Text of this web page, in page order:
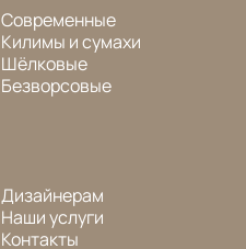
Современные
Килимы и сумахи
Шёлковые
Безворсовые
Дизайнерам
Наши услуги
Контакты